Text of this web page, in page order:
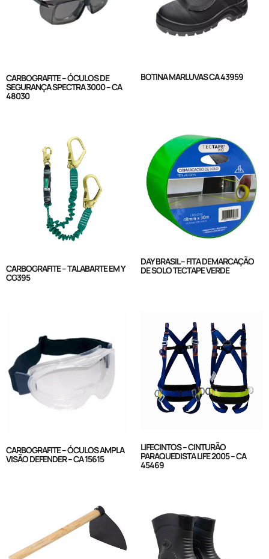
CARBOGRAFITE – ÓCULOS DE
SEGURANÇA SPECTRA 3000 – CA
48030
BOTINA MARLUVAS CA 43959
CARBOGRAFITE – TALABARTE EM Y
CG395
DAY BRASIL – FITA DEMARCAÇÃO
DE SOLO TECTAPE VERDE
CARBOGRAFITE – ÓCULOS AMPLA
VISÃO DEFENDER – CA 15615
LIFECINTOS – CINTURÃO
PARAQUEDISTA LIFE 2005 – CA
45469